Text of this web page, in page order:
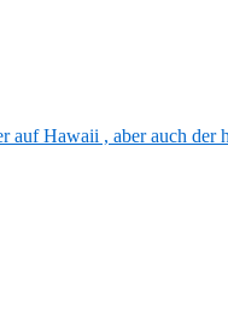
auf Hawaii , aber auch der